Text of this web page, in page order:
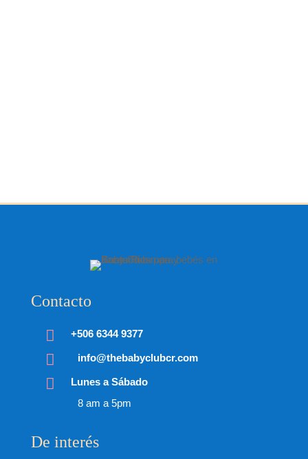
Contacto
 +506 6344 9377
 info@thebabyclubcr.com

Lunes a Sábado
8 am a 5pm
De interés